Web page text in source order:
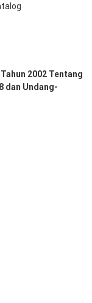
2002 Tentang
dan Undang-